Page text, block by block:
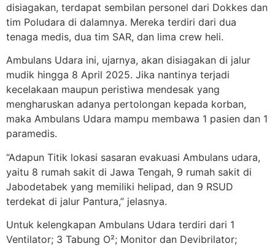
disiagakan, terdapat sembilan personel dari Dokkes dan
tim Poludara di dalamnya. Mereka terdiri dari dua
tenaga medis, dua tim SAR, dan lima crew heli.
Ambulans Udara ini, ujarnya, akan disiagakan di jalur
mudik hingga 8 April 2025. Jika nantinya terjadi
kecelakaan maupun peristiwa mendesak yang
mengharuskan adanya pertolongan kepada korban,
maka Ambulans Udara mampu membawa 1 pasien dan 1
paramedis.
“Adapun Titik lokasi sasaran evakuasi Ambulans udara,
yaitu 8 rumah sakit di Jawa Tengah, 9 rumah sakit di
Jabodetabek yang memiliki helipad, dan 9 RSUD
terdekat di jalur Pantura,” jelasnya.
Untuk kelengkapan Ambulans Udara terdiri dari 1
Ventilator; 3 Tabung O²; Monitor dan Devibrilator;